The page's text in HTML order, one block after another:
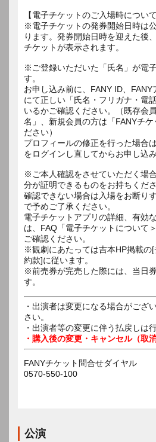
【電子チケットのご入場時について
※電子チケットの発券開始日時は
ります。発券開始日時を迎えた後
チケットが表示されます。
※ご登録いただいた「氏名」が電
す。
お申し込み前に、FANY ID、
にて正しい「氏名・フリガナ・電
いるかご確認ください。（既存会
名」、新規会員の方は「FANYチケ
ださい）
プロフィールの修正を行った場合
をログインし直してからお申し込
※ご本人確認をさせていただく場
分が証明できるものをお持ちくださ
確認できない場合は入場をお断り
で予めご了承ください。
電子チケットアプリの詳細、有効
は、FAQ「電子チケットについて
ご確認ください。
※観劇にあたっては吉本HP掲載の[
約款]に従います。
※前売券が完売した際には、当日
す。
・出演者は変更になる場合がござ
さい。
・出演者等の変更に伴う払戻しは
・購入後の変更・キャンセル（取
FANYチケット問合せダイヤル
0570-550-100
公演